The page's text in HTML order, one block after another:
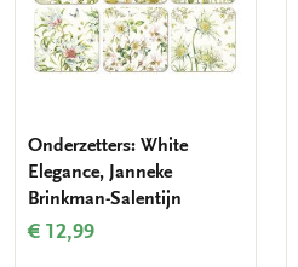
Onderzetters: White
Elegance, Janneke
Brinkman-Salentijn
€ 12,99